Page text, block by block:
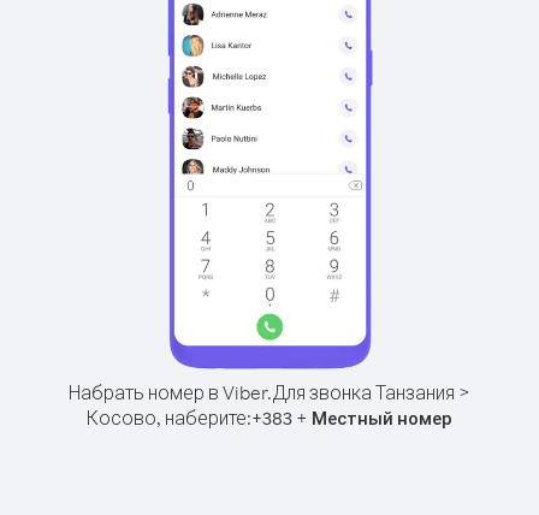
Набрать номер в Viber.Для звонка Танзания >
Косово, наберите:+383 + Местный номер